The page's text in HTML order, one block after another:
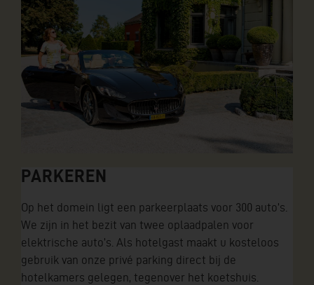
PARKEREN
Op het domein ligt een parkeerplaats voor 300 auto’s.
We zijn in het bezit van twee oplaadpalen voor
elektrische auto’s. Als hotelgast maakt u kosteloos
gebruik van onze privé parking direct bij de
hotelkamers gelegen, tegenover het koetshuis.